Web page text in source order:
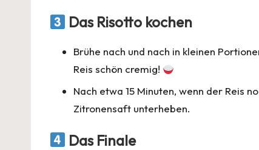
Das Risotto kochen
Brühe nach und nach in kleinen
Reis schön cremig!
Nach etwa 15 Minuten, wenn der Reis
Zitronensaft unterheben.
Das Finale